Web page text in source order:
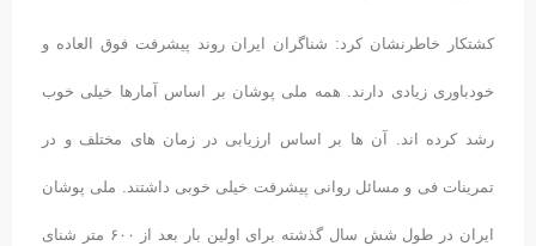
کشتکار خاطرنشان کرد: شناگران ایران روند پیشرفت فوق العاده و
خودباوری زیادی دارند. همه ملی پوشان بر اساس آمارها خیلی خوب
رشد کرده اند. آن ها بر اساس ارزیابی در زمان های مختلف و در
تمرینات فی و مسائل روانی پیشرفت خیلی خوبی داشتند. ملی پوشان
ایران در طول شش سال گذشته برای اولین بار بعد از ۶۰۰ متر شنای